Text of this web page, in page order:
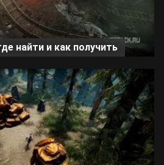
найти и как получить